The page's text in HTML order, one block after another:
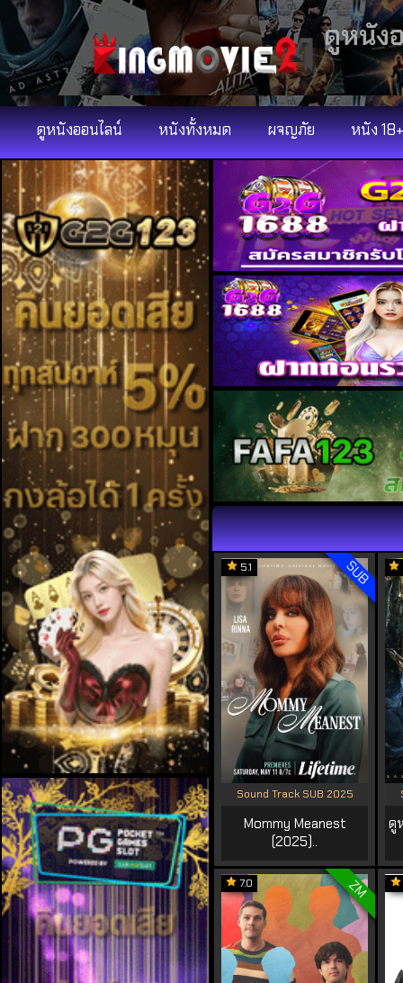
ดูหนัง
ดูหนังออนไลน์ หนังทั้งหมด ผจญภัย หนัง 18+
SUB
5.1
Sound Track SUB 2025
Mommy Meanest
(2025)..
ดู
ZM
7.0